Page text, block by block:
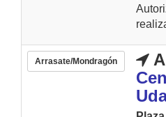
Arrasate/Mondragón